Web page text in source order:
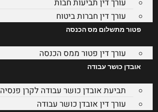
עורך דין תביעות חבות
עורך דין חברות ביטוח
פטור מתשלום מס הכנסה
עורך דין פטור ממס הכנסה
אובדן כושר עבודה
תביעת אובדן כושר עבודה לקרן פנסיה
עורך דין אובדן כושר עבודה